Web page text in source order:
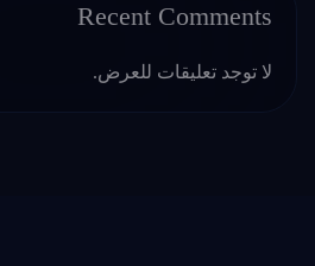
Recent Comments
لا توجد تعليقات للعرض.